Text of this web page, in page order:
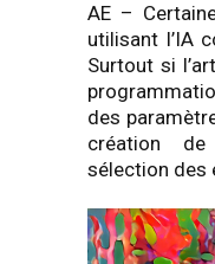
AE –
utilisant l’IA
Surtout si
des
création
sélection des